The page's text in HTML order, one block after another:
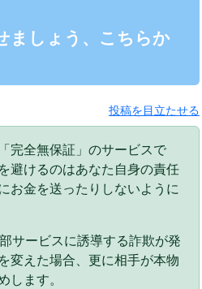
ましょう、こちらか
投稿を目立たせる
完全無保証」のサービスで
避けるのはあなた自身の責任
お金を送ったりしないように
サービスに誘導する詐欺が発
変えた場合、更に相手が本物
ます。